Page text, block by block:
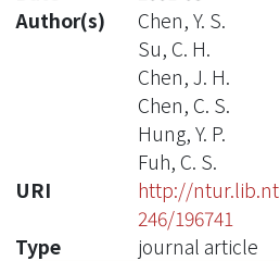
Author(s)
Chen, Y. S.
Su, C. H.
Chen, J. H.
Chen, C. S.
Hung, Y. P.
Fuh, C. S.
URI
http://
246/196741
Type
journal article